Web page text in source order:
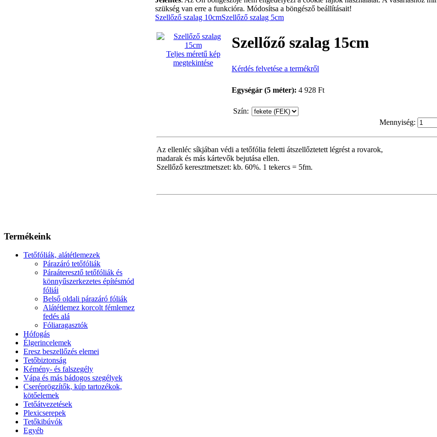
szükség van erre a funkcióra. Módosítsa a böngésző beállításait!
Szellőző szalag 10cmSzellőző szalag 5cm
Teljes méretű kép
megtekintése
Szellőző szalag 15cm
Kérdés felvetése a termékről
Egységár (5 méter): 4 928 Ft
Szín:
Mennyiség:
Az ellenléc síkjában védi a tetőfólia feletti átszellőztetett légrést a rovarok,
madarak és más kártevők bejutása ellen.
Szellőző keresztmetszet: kb. 60%. 1 tekercs = 5fm.
Termékeink
Tetőfóliák, alátétlemezek
Párazáró tetőfóliák
Páraáteresztő tetőfóliák és
könnyűszerkezetes építésmód
fóliái
Belső oldali párazáró fóliák
Alátétlemez korcolt fémlemez
fedés alá
Fóliaragasztók
Hófogás
Élgerincelemek
Eresz beszellőzés elemei
Tetőbiztonság
Kémény- és falszegély
Vápa és más bádogos szegélyek
Cseréprögzítők, kúp tartozékok,
kötőelemek
Tetőátvezetések
Plexicserepek
Tetőkibúvók
Egyéb